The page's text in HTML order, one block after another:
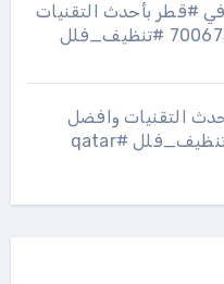
#قطر بأحدث التقنيات
و #افضل الأسعار اتصل الآن 70067311 #تنظيف_فلل
التقنيات وافضل
الأسعار اتصل الآن 70067311 #تنظيف_فلل #qatar